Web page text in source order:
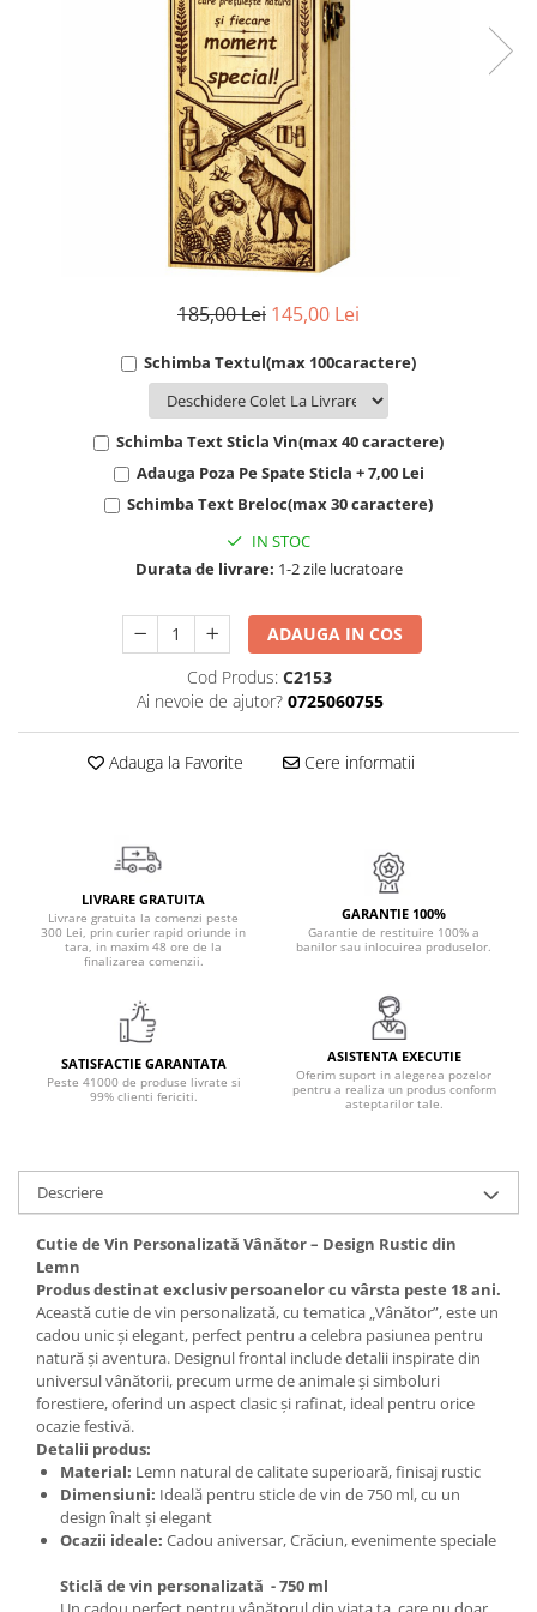
Cadouri Meserii&Hobby
Cadouri Avocati/Juristi
Cadouri Farmacisti
Cadouri Ingineri
Cadouri Motociclisti
Cadouri Pescar
Cadouri Politisti
Cadouri Soferi/Mecanici
Cadouri Stylisti
185,00 Lei 145,00 Lei
Schimba Textul(max 100caractere)
Schimba Text Sticla Vin(max 40 caractere)
Adauga Poza Pe Spate Sticla + 7,00 Lei
Schimba Text Breloc(max 30 caractere)
IN STOC
Durata de livrare: 1-2 zile lucratoare
ADAUGA IN COS
Cod Produs: C2153
Ai nevoie de ajutor? 0725060755
Adauga la Favorite Cere informatii
LIVRARE GRATUITA
Livrare gratuita la comenzi peste
300 Lei, prin curier rapid oriunde in
tara, in maxim 48 ore de la
finalizarea comenzii.
GARANTIE 100%
Garantie de restituire 100% a
banilor sau inlocuirea produselor.
SATISFACTIE GARANTATA
Peste 41000 de produse livrate si
99% clienti fericiti.
ASISTENTA EXECUTIE
Oferim suport in alegerea pozelor
pentru a realiza un produs conform
asteptarilor tale.
Descriere
Cutie de Vin Personalizată Vânător – Design Rustic din
Lemn
Produs destinat exclusiv persoanelor cu vârsta peste 18 ani.
Această cutie de vin personalizată, cu tematica „Vânător”, este un
cadou unic și elegant, perfect pentru a celebra pasiunea pentru
natură și aventura. Designul frontal include detalii inspirate din
universul vânătorii, precum urme de animale și simboluri
forestiere, oferind un aspect clasic și rafinat, ideal pentru orice
ocazie festivă.
Detalii produs:
Material: Lemn natural de calitate superioară, finisaj rustic
Dimensiuni: Ideală pentru sticle de vin de 750 ml, cu un
design înalt și elegant
Ocazii ideale: Cadou aniversar, Crăciun, evenimente speciale
Sticlă de vin personalizată - 750 ml